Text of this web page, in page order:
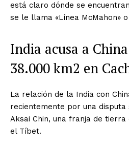
está claro dónde se
se le llama «Línea McMahon»
India acusa a
38.000 km2 en
La relación de la India con
recientemente por una
Aksai Chin, una franja de tierra
el Tíbet.